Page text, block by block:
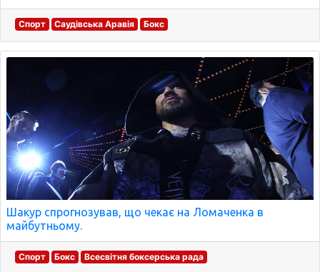
Спорт Саудівська Аравія Бокс
Шакур спрогнозував, що чекає на Ломаченка в
майбутньому.
Спорт Бокс Всесвітня боксерська рада